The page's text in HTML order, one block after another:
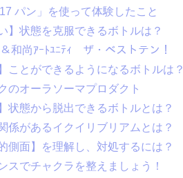
パン」を使って体験したこと
】状態を克服できるボトルは？
和尚ｱｰﾄﾕﾆﾃｨ ザ・ベストテン！
ことができるようになるボトルは？
のオーラソーマプロダクト
状態から脱出できるボトルとは？
係があるイクイリブリアムとは？
側面】を理解し、対処するには？
スでチャクラを整えましょう！